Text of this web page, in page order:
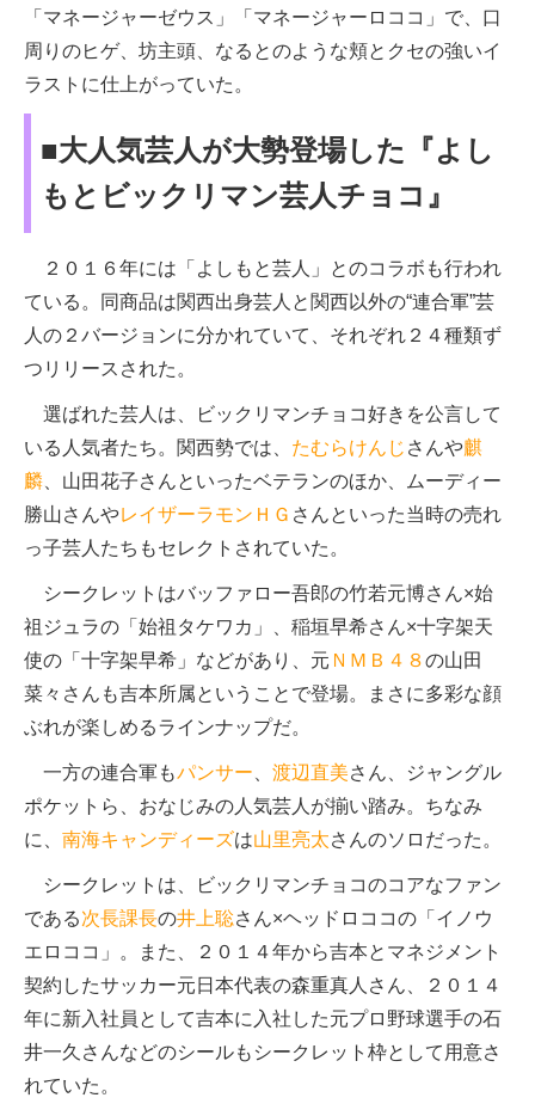
「マネージャーゼウス」「マネージャーロココ」で、口
周りのヒゲ、坊主頭、なるとのような頬とクセの強いイ
ラストに仕上がっていた。
■大人気芸人が大勢登場した『よし
もとビックリマン芸人チョコ』
２０１６年には「よしもと芸人」とのコラボも行われ
ている。同商品は関西出身芸人と関西以外の“連合軍”芸
人の２バージョンに分かれていて、それぞれ２４種類ず
つリリースされた。
選ばれた芸人は、ビックリマンチョコ好きを公言して
いる人気者たち。関西勢では、 たむらけんじ さんや麒
麟 、山田花子さんといったベテランのほか、ムーディー
勝山さんやレイザーラモンＨＧ さんといった当時の売れ
っ子芸人たちもセレクトされていた。
シークレットはバッファロー吾郎の竹若元博さん×始
祖ジュラの「始祖タケワカ」、稲垣早希さん×十字架天
使の「十字架早希」などがあり、元 ＮＭＢ４８の山田
菜々さんも吉本所属ということで登場。まさに多彩な顔
ぶれが楽しめるラインナップだ。
一方の連合軍もパンサー 渡辺直美さん、ジャングル
ポケットら、おなじみの人気芸人が揃い踏み。ちなみ
に、 南海キャンディーズは山里亮太さんのソロだった。
シークレットは、ビックリマンチョコのコアなファン
である次長課長の井上聡さん×ヘッドロココの「イノウ
エロココ」。また、２０１４年から吉本とマネジメント
契約したサッカー元日本代表の森重真人さん、２０１４
年に新入社員として吉本に入社した元プロ野球選手の石
井一久さんなどのシールもシークレット枠として用意さ
れていた。